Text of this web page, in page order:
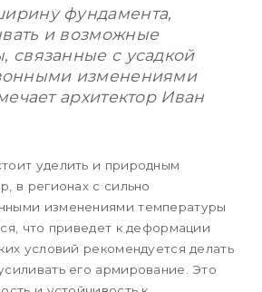
фундамента,
и возможные
связанные с усадкой
изменениями
архитектор Иван
уделить и природным
в регионах с сильно
изменениями температуры
что приведет к деформации
условий рекомендуется делать
его армирование. Это